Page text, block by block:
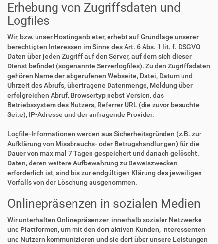
Erhebung von Zugriffsdaten und
Logfiles
Wir, bzw. unser Hostinganbieter, erhebt auf Grundlage unserer
berechtigten Interessen im Sinne des Art. 6 Abs. 1 lit. f. DSGVO
Daten über jeden Zugriff auf den Server, auf dem sich dieser
Dienst befindet (sogenannte Serverlogfiles). Zu den Zugriffsdaten
gehören Name der abgerufenen Webseite, Datei, Datum und
Uhrzeit des Abrufs, übertragene Datenmenge, Meldung über
erfolgreichen Abruf, Browsertyp nebst Version, das
Betriebssystem des Nutzers, Referrer URL (die zuvor besuchte
Seite), IP-Adresse und der anfragende Provider.
Logfile-Informationen werden aus Sicherheitsgründen (z.B. zur
Aufklärung von Missbrauchs- oder Betrugshandlungen) für die
Dauer von maximal 7 Tagen gespeichert und danach gelöscht.
Daten, deren weitere Aufbewahrung zu Beweiszwecken
erforderlich ist, sind bis zur endgültigen Klärung des jeweiligen
Vorfalls von der Löschung ausgenommen.
Onlinepräsenzen in sozialen Medien
Wir unterhalten Onlinepräsenzen innerhalb sozialer Netzwerke
und Plattformen, um mit den dort aktiven Kunden, Interessenten
und Nutzern kommunizieren und sie dort über unsere Leistungen